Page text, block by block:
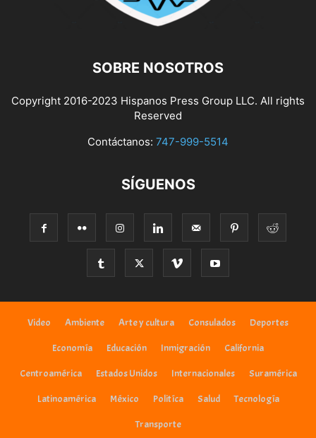
SOBRE NOSOTROS
Copyright 2016-2023 Hispanos Press Group LLC. All rights
Reserved
Contáctanos: 747-999-5514
SÍGUENOS
Video Ambiente Arte y cultura Consulados Deportes
Economía Educación Inmigración California
Centroamérica Estados Unidos Internacionales Suramérica
Latinoamérica México Politíca Salud Tecnología
Transporte